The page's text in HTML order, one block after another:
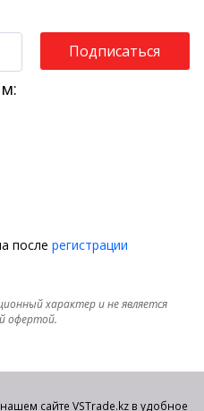
Подписаться
после регистрации
характер и не является
офертой.
сайте VSTrade.kz в удобное